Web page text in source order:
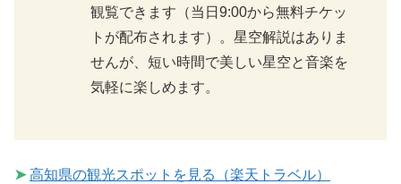
観覧できます（当日9:00から無料チケッ
トが配布されます）。星空解説はありま
せんが、短い時間で美しい星空と音楽を
気軽に楽しめます。
➤ 高知県の観光スポットを見る（楽天トラベル）